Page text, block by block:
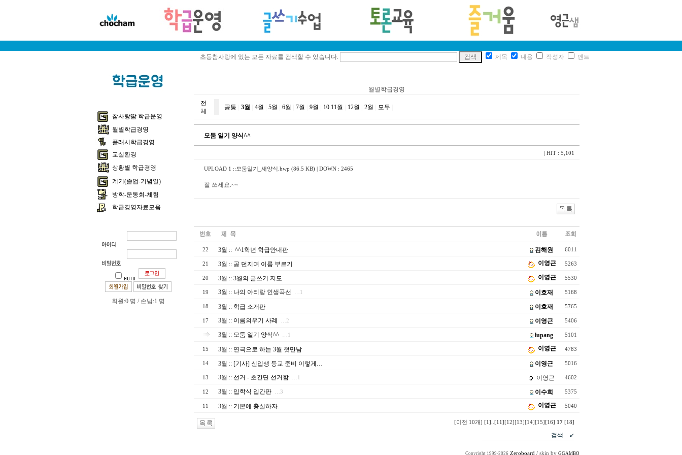
초등참사랑에 있는 모든 자료를 검색할 수 있습니다. 제목 내용 작성자 멘트
참사랑땀 학급운영
월별학급경영
플래시학급경영
교실환경
상황별 학급경영
계기(졸업-기념일)
방학-운동회-체험
학급경영자료모음
회원:0 명 / 손님:1 명
월별학급경영
전
체
공통 3월 4월 5월 6월 7월 9월 10.11월 12월 2월 모두
모둠 일기 양식^^
| HIT : 5,101
UPLOAD 1 :: 모둠일기_새양식.hwp (86.5 KB) | DOWN : 2465
잘 쓰세요.~~
22 3월 :: ^^1학년 학급안내판 김해원 6011
21 3월 :: 공 던지며 이름 부르기 이영근 5263
20 3월 :: 3월의 글쓰기 지도 이영근 5530
19 3월 :: 나의 아리랑 인생곡선 …1 이호재 5168
18 3월 :: 학급 소개판 이호재 5765
17 3월 :: 이름외우기 사례 …2 이영근 5406
3월 :: 모둠 일기 양식^^ …1 lupang 5101
15 3월 :: 연극으로 하는 3월 첫만남 이영근 4783
14 3월 :: [기사] 신입생 등교 준비 이렇게… 이영근 5016
13 3월 :: 선거 - 초간단 선거함 …1 이영근 4602
12 3월 :: 입학식 입간판 …3 이수희 5375
11 3월 :: 기본에 충실하자. 이영근 5040
[이전 10개] [1] [11] [12] [13] [14] [15] [16] 17 [18]
Copyright 1999-2026 Zeroboard / skin by GGAMBO